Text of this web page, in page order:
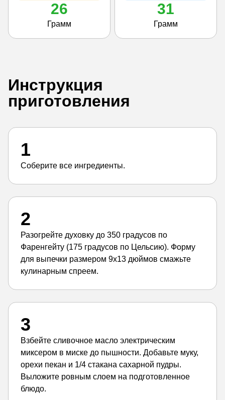
26
Грамм
31
Грамм
Инструкция
приготовления
1
Соберите все ингредиенты.
2
Разогрейте духовку до 350 градусов по
Фаренгейту (175 градусов по Цельсию). Форму
для выпечки размером 9x13 дюймов смажьте
кулинарным спреем.
3
Взбейте сливочное масло электрическим
миксером в миске до пышности. Добавьте муку,
орехи пекан и 1/4 стакана сахарной пудры.
Выложите ровным слоем на подготовленное
блюдо.